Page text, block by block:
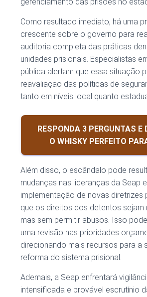
Como resultado imediato, há uma
crescente sobre o governo para
auditoria completa das práticas
unidades prisionais. Especialistas
pública alertam que essa situação
reavaliação das políticas de
tanto em níveis local quanto
RESPONDA 3 PERGUNTAS E
O WHISKY PERFEITO
Além disso, o escândalo pode
mudanças nas lideranças da Seap
implementação de novas diretrizes
que os direitos dos detentos sejam
mas sem permitir abusos. Isso
uma revisão nas prioridades
direcionando mais recursos para a
reforma do sistema prisional.
Ademais, a Seap enfrentará
intensificada e provável escrutínio